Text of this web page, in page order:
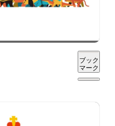
ブック
マーク